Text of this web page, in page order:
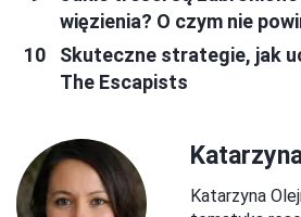
więzienia? O czym nie
Skuteczne strategie, jak
The Escapists
Katarzyna